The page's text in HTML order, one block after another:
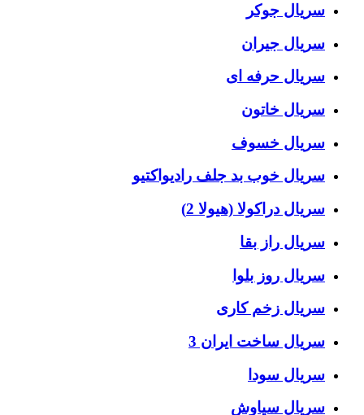
سریال جوکر
سریال جیران
سریال حرفه ای
سریال خاتون
سریال خسوف
سریال خوب بد جلف رادیواکتیو
سریال دراکولا (هیولا 2)
سریال راز بقا
سریال روز بلوا
سریال زخم کاری
سریال ساخت ایران 3
سریال سودا
سریال سیاوش